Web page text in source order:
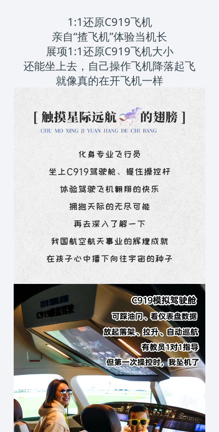
1:1还原C919飞机
亲自“揸飞机”体验当机长
展项1:1还原C919飞机大小
还能坐上去，自己操作飞机降落起飞
就像真的在开飞机一样